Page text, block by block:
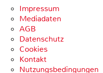
Impressum
Mediadaten
AGB
Datenschutz
Cookies
Kontakt
Nutzungsbedingungen